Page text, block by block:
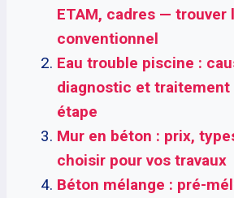
ETAM, cadres — trouver
conventionnel
Eau trouble piscine :
diagnostic et traitement
étape
Mur en béton : prix,
choisir pour vos travaux
Béton mélange : pré-